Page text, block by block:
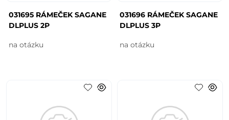
031695 RÁMEČEK SAGANE
DLPLUS 2P
na otázku
031696 RÁMEČEK SAGANE
DLPLUS 3P
na otázku